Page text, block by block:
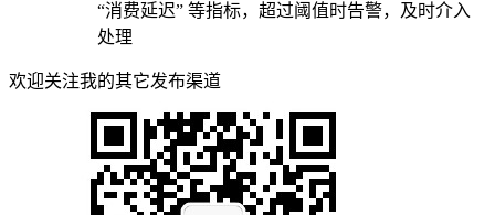
“消费延迟” 等指标，超过阈值时告警，及时介入
处理
欢迎关注我的其它发布渠道